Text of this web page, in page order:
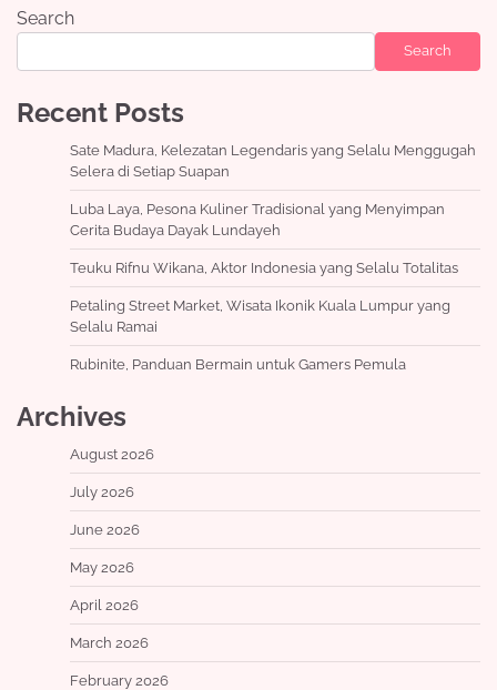
Search
Search
Recent Posts
Sate Madura, Kelezatan Legendaris yang Selalu Menggugah
Selera di Setiap Suapan
Luba Laya, Pesona Kuliner Tradisional yang Menyimpan
Cerita Budaya Dayak Lundayeh
Teuku Rifnu Wikana, Aktor Indonesia yang Selalu Totalitas
Petaling Street Market, Wisata Ikonik Kuala Lumpur yang
Selalu Ramai
Rubinite, Panduan Bermain untuk Gamers Pemula
Archives
August 2026
July 2026
June 2026
May 2026
April 2026
March 2026
February 2026